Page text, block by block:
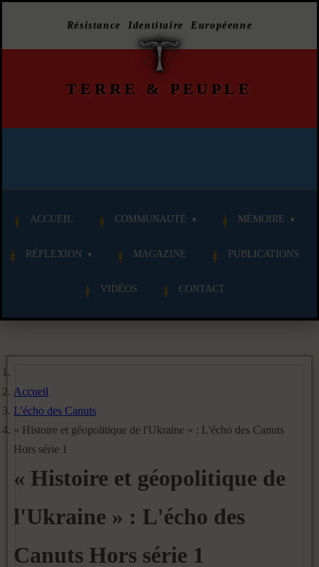
Résistance Identitaire Européenne
TERRE & PEUPLE
ACCUEIL COMMUNAUTÉ MÉMOIRE
RÉFLEXION MAGAZINE PUBLICATIONS
VIDÉOS CONTACT
Accueil
L'écho des Canuts
« Histoire et géopolitique de l'Ukraine » : L'écho des Canuts
Hors série 1
« Histoire et géopolitique de
l'Ukraine » : L'écho des
Canuts Hors série 1